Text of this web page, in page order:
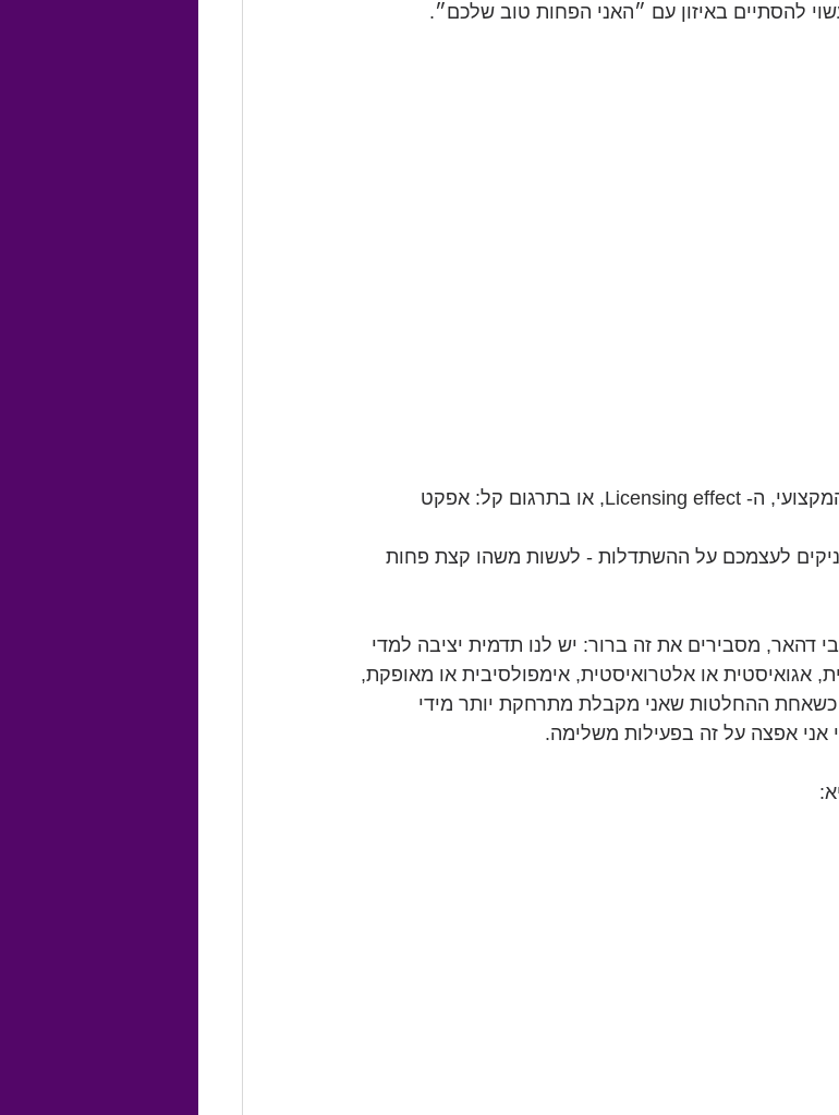
להסתיים באיזון עם ״האני הפחות טוב שלכם״.
לתופעה הזו אתם יכולים לקרוא בשמה המקצועי, ה- Licensing effect, או בתרגום קל: אפקט
לעצמכם על ההשתדלות - לעשות משהו קצת פחות
דהאר, מסבירים את זה ברור: יש לנו תדמית יציבה למדי
אגואיסטית או אלטרואיסטית, אימפולסיבית או מאופקת,
ההחלטות שאני מקבלת מתרחקת יותר מידי
אני אפצה על זה בפעילות משלימה.